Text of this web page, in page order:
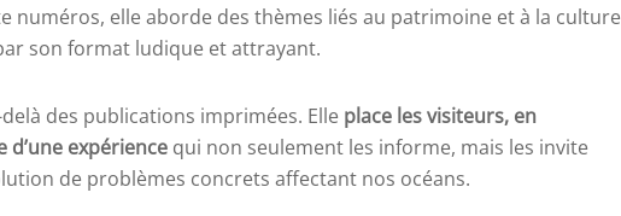
numéros, elle aborde des thèmes liés au patrimoine et à la culture
son format ludique et attrayant.
des publications imprimées. Elle place les visiteurs, en
expérience qui non seulement les informe, mais les invite
de problèmes concrets affectant nos océans.